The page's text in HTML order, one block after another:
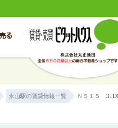
買物件一覧
築一戸建て
帯広の1000万円以下
帯広の1000万～2000
買物件一覧
築一戸建て
旭川の1000万円以下
旭川の1000万～2000
る
スタッフブログ
売却のお問合せ 入居者
永山駅の賃貸情報一覧 Ｎ５１５